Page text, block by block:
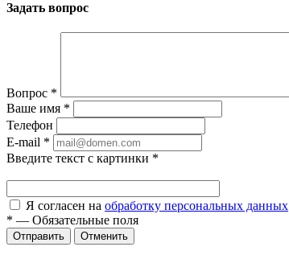
Задать вопрос
Вопрос *
Ваше имя *
Телефон
E-mail *
Введите текст с картинки *
Я согласен на обработку персональных данных
* — Обязательные поля
Отправить Отменить